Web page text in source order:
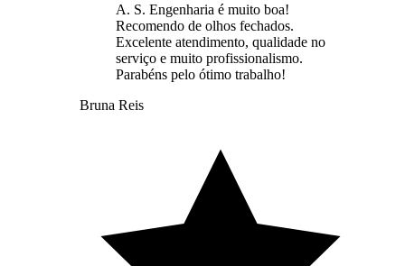
A. S. Engenharia é muito boa!
Recomendo de olhos fechados.
Excelente atendimento, qualidade no
serviço e muito profissionalismo.
Parabéns pelo ótimo trabalho!
Bruna Reis